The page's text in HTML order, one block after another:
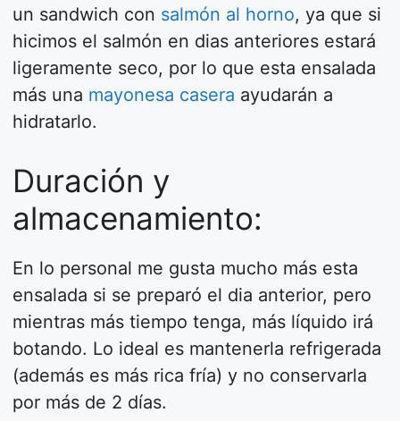
un sandwich con salmón al horno, ya que si
hicimos el salmón en dias anteriores estará
ligeramente seco, por lo que esta ensalada
más una mayonesa casera ayudarán a
hidratarlo.
Duración y
almacenamiento:
En lo personal me gusta mucho más esta
ensalada si se preparó el dia anterior, pero
mientras más tiempo tenga, más líquido irá
botando. Lo ideal es mantenerla refrigerada
(además es más rica fría) y no conservarla
por más de 2 días.